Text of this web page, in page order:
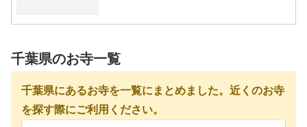
千葉県のお寺一覧
千葉県にあるお寺を一覧にまとめました。近くのお寺
を探す際にご利用ください。